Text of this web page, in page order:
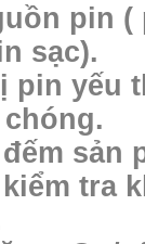
pin (
sạc).
pin yếu
chóng.
sản
tra